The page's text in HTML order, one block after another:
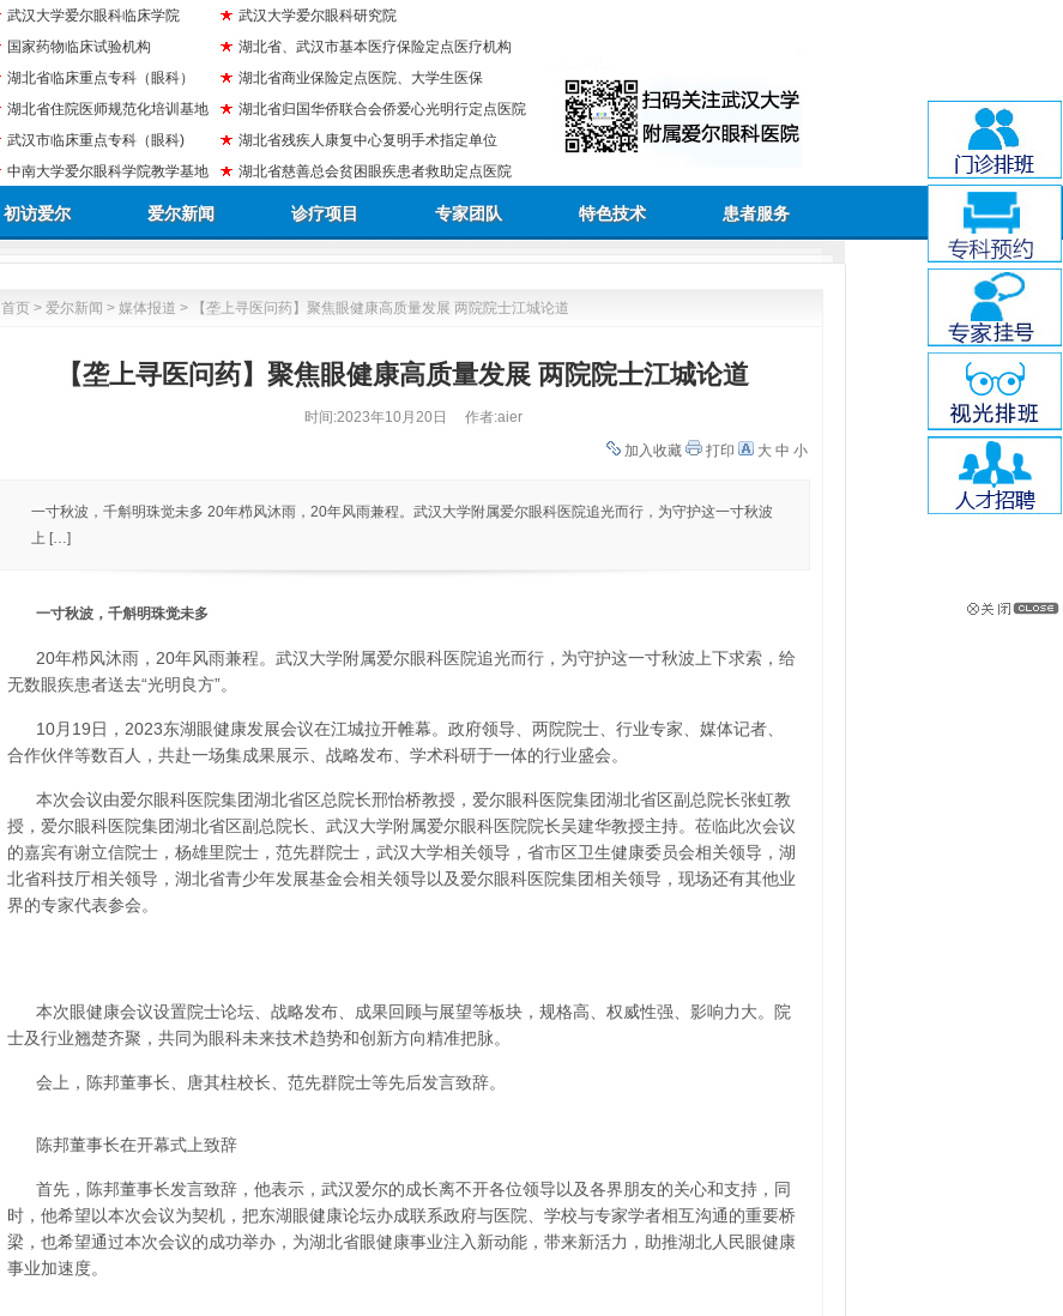
武汉大学爱尔眼科临床学院
国家药物临床试验机构
湖北省临床重点专科（眼科）
湖北省住院医师规范化培训基地
武汉市临床重点专科（眼科)
中南大学爱尔眼科学院教学基地
武汉大学爱尔眼科研究院
湖北省、武汉市基本医疗保险定点医疗机构
湖北省商业保险定点医院、大学生医保
湖北省归国华侨联合会侨爱心光明行定点医院
湖北省残疾人康复中心复明手术指定单位
湖北省慈善总会贫困眼疾患者救助定点医院
初访爱尔 爱尔新闻 诊疗项目 专家团队 特色技术 患者服务
首页 > 爱尔新闻 > 媒体报道 > 【垄上寻医问药】聚焦眼健康高质量发展 两院院士江城论道
【垄上寻医问药】聚焦眼健康高质量发展 两院院士江城论道
时间:2023年10月20日
作者:aier
加入收藏
打印 大 中 小
一寸秋波，千斛明珠觉未多 20年栉风沐雨，20年风雨兼程。武汉大学附属爱尔眼科医院追光而行，为守护这一寸秋波
上 […]
一寸秋波，千斛明珠觉未多
20年栉风沐雨，20年风雨兼程。武汉大学附属爱尔眼科医院追光而行，为守护这一寸秋波上下求索，给
无数眼疾患者送去“光明良方”。
10月19日，2023东湖眼健康发展会议在江城拉开帷幕。政府领导、两院院士、行业专家、媒体记者、
合作伙伴等数百人，共赴一场集成果展示、战略发布、学术科研于一体的行业盛会。
本次会议由爱尔眼科医院集团湖北省区总院长邢怡桥教授，爱尔眼科医院集团湖北省区副总院长张虹教
授，爱尔眼科医院集团湖北省区副总院长、武汉大学附属爱尔眼科医院院长吴建华教授主持。莅临此次会议
的嘉宾有谢立信院士，杨雄里院士，范先群院士，武汉大学相关领导，省市区卫生健康委员会相关领导，湖
北省科技厅相关领导，湖北省青少年发展基金会相关领导以及爱尔眼科医院集团相关领导，现场还有其他业
界的专家代表参会。
本次眼健康会议设置院士论坛、战略发布、成果回顾与展望等板块，规格高、权威性强、影响力大。院
士及行业翘楚齐聚，共同为眼科未来技术趋势和创新方向精准把脉。
会上，陈邦董事长、唐其柱校长、范先群院士等先后发言致辞。
陈邦董事长在开幕式上致辞
首先，陈邦董事长发言致辞，他表示，武汉爱尔的成长离不开各位领导以及各界朋友的关心和支持，同
时，他希望以本次会议为契机，把东湖眼健康论坛办成联系政府与医院、学校与专家学者相互沟通的重要桥
梁，也希望通过本次会议的成功举办，为湖北省眼健康事业注入新动能，带来新活力，助推湖北人民眼健康
事业加速度。